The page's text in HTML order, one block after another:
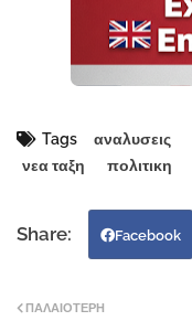
Tags αναλυσεις
νεα ταξη
πολιτικη
Facebook
ΠΑΛΑΙΌΤΕΡΗ